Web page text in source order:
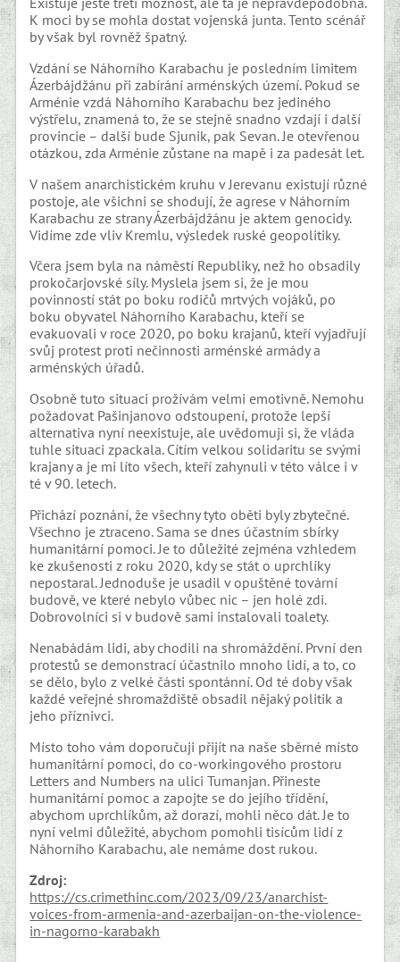
K moci by se mohla dostat vojenská junta. Tento scénář
by však byl rovněž špatný.
Vzdání se Náhorního Karabachu je posledním limitem
Ázerbájdžánu při zabírání arménských území. Pokud se
Arménie vzdá Náhorního Karabachu bez jediného
výstřelu, znamená to, že se stejně snadno vzdají i další
provincie – další bude Sjunik, pak Sevan. Je otevřenou
otázkou, zda Arménie zůstane na mapě i za padesát let.
V našem anarchistickém kruhu v Jerevanu existují různé
postoje, ale všichni se shodují, že agrese v Náhorním
Karabachu ze strany Ázerbájdžánu je aktem genocidy.
Vidíme zde vliv Kremlu, výsledek ruské geopolitiky.
Včera jsem byla na náměstí Republiky, než ho obsadily
prokočarjovské síly. Myslela jsem si, že je mou
povinností stát po boku rodičů mrtvých vojáků, po
boku obyvatel Náhorního Karabachu, kteří se
evakuovali v roce 2020, po boku krajanů, kteří vyjadřují
svůj protest proti nečinnosti arménské armády a
arménských úřadů.
Osobně tuto situaci prožívám velmi emotivně. Nemohu
požadovat Pašinjanovo odstoupení, protože lepší
alternativa nyní neexistuje, ale uvědomuji si, že vláda
tuhle situaci zpackala. Cítím velkou solidaritu se svými
krajany a je mi líto všech, kteří zahynuli v této válce i v
té v 90. letech.
Přichází poznání, že všechny tyto oběti byly zbytečné.
Všechno je ztraceno. Sama se dnes účastním sbírky
humanitární pomoci. Je to důležité zejména vzhledem
ke zkušenosti z roku 2020, kdy se stát o uprchlíky
nepostaral. Jednoduše je usadil v opuštěné tovární
budově, ve které nebylo vůbec nic – jen holé zdi.
Dobrovolníci si v budově sami instalovali toalety.
Nenabádám lidi, aby chodili na shromáždění. První den
protestů se demonstrací účastnilo mnoho lidí, a to, co
se dělo, bylo z velké části spontánní. Od té doby však
každé veřejné shromaždiště obsadil nějaký politik a
jeho příznivci.
Místo toho vám doporučuji přijít na naše sběrné místo
humanitární pomoci, do co-workingového prostoru
Letters and Numbers na ulici Tumanjan. Přineste
humanitární pomoc a zapojte se do jejího třídění,
abychom uprchlíkům, až dorazí, mohli něco dát. Je to
nyní velmi důležité, abychom pomohli tisícům lidí z
Náhorního Karabachu, ale nemáme dost rukou.
Zdroj:
https://cs.crimethinc.com/2023/09/23/anarchist-
voices-from-armenia-and-azerbaijan-on-the-violence-
in-nagorno-karabakh